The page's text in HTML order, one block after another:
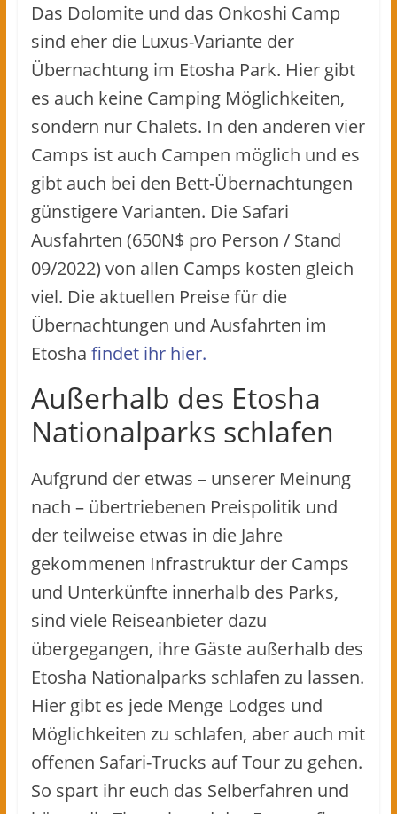
Das Dolomite und das Onkoshi Camp
sind eher die Luxus-Variante der
Übernachtung im Etosha Park. Hier gibt
es auch keine Camping Möglichkeiten,
sondern nur Chalets. In den anderen vier
Camps ist auch Campen möglich und es
gibt auch bei den Bett-Übernachtungen
günstigere Varianten. Die Safari
Ausfahrten (650N$ pro Person / Stand
09/2022) von allen Camps kosten gleich
viel. Die aktuellen Preise für die
Übernachtungen und Ausfahrten im
Etosha findet ihr hier.
Außerhalb des Etosha
Nationalparks schlafen
Aufgrund der etwas – unserer Meinung
nach – übertriebenen Preispolitik und
der teilweise etwas in die Jahre
gekommenen Infrastruktur der Camps
und Unterkünfte innerhalb des Parks,
sind viele Reiseanbieter dazu
übergegangen, ihre Gäste außerhalb des
Etosha Nationalparks schlafen zu lassen.
Hier gibt es jede Menge Lodges und
Möglichkeiten zu schlafen, aber auch mit
offenen Safari-Trucks auf Tour zu gehen.
So spart ihr euch das Selberfahren und